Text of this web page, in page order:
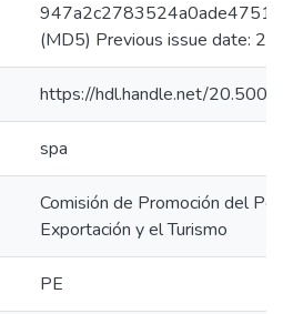
(MD5) Previous issue date:
https://hdl.handle.net/
spa
Comisión de Promoción del
Exportación y el Turismo
PE